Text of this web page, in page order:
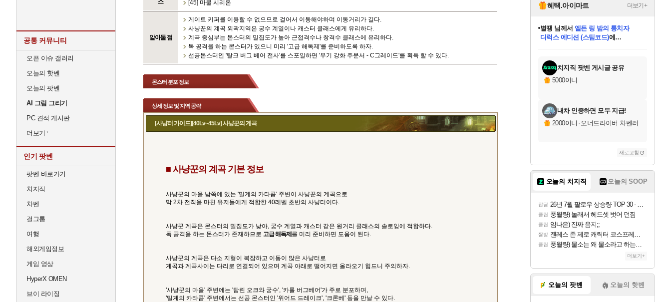
공통 커뮤니티
오픈 이슈 갤러리
오늘의 핫벤
오늘의 팟벤
AI 그림 그리기
PC 견적 게시판
더보기
인기 팟벤
팟벤 바로가기
치지직
차벤
걸그룹
여행
해외게임정보
게임 영상
HyperX OMEN
브이 라이징
스
[45] 마물 시리온
알아둘 점
게이트 키퍼를 이용할 수 없으므로 걸어서 이동해야하며 이동거리가 길다.
사냥꾼의 계곡 외곽지역은 궁수 계열이나 캐스터 클래스에게 유리하다.
계곡 중심부는 몬스터의 밀집도가 높아 근접격수나 창격수 클래스에 유리하다.
독 공격을 하는 몬스터가 있으니 미리 '고급 해독제'를 준비하도록 하자.
선공몬스터인 '탈크 버그 베어 전사'를 스포일하면 '무기 강화 주문서 - C그레이드'를 획득 할 수 있다.
몬스터 분포 정보
상세 정보 및 지역 공략
[사냥터 가이드][40Lv~45Lv] 사냥꾼의 계곡
■ 사냥꾼의 계곡 기본 정보
사냥꾼의 마을 남쪽에 있는 '밀계의 카타콤' 주변이 사냥꾼의 계곡으로
막 2차 전직을 마친 유저들에게 적합한 40레벨 초반의 사냥터이다.
사냥꾼 계곡은 몬스터의 밀집도가 낮아, 궁수 계열과 캐스터 같은 원거리 클래스의 솔로잉에 적합하다.
독 공격을 하는 몬스터가 존재하므로 고급 해독제 를 미리 준비하면 도움이 된다.
사냥꾼의 계곡은 다소 지형이 복잡하고 이동이 많은 사냥터로
계곡과 계곡사이는 다리로 연결되어 있으며 계곡 아래로 떨어지면 올라오기 힘드니 주의하자.
'사냥꾼의 마을' 주변에는 '탐린 오크와 궁수', '카롤 버그베어'가 주로 분포하며,
'밀계의 카타콤' 주변에서는 선공 몬스터인 '위어드 드레이크', '크론베' 등을 만날 수 있다.
혜택.아이마트 더보기+
교환.
당첨되셨습니다.
니코 님께서 (본편포함) 데이브 더
다이버 인 더 정글 번들 (스팀코드)
당첨되셨습니다.
당첨되셨습니다.
당첨되셨습니다.
당첨되셨습니다.
당첨되셨습니다.
에디션 (스팀코드)를 교환.
당첨되셨습니다.
치지직 팟벤 게시글 공유
5000이니
내차 인증하면 모두 지급!
2000이니 · 오너드라이버 차벤러
새로고침
오늘의 치지직 오늘의 SOOP
잡담 26년 7월 팔로우 상승량 TOP 30 - 월간 치지직
클립 풍월량) 놀래서 헤드셋 벗어 던짐
클립 임나은) 진짜 음지;;
짤방 젠레스 존 제로 캐릭터 코스프레한 꽁주
클립 풍월량) 물소는 왜 물소라고 하는거야? 아! 그만 ㅋㅋ 알았어 ㅋㅋ
더보기+
오늘의 팟벤 오늘의 핫벤